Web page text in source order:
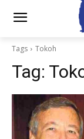
Tags Tokoh
Tag: